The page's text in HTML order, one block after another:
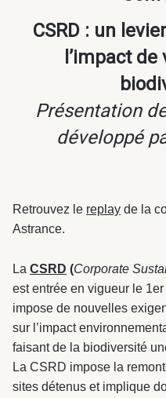
& AMO projet
Programmation
& AMO projet
Stratégies
Astrance –
Stratégies Durables
& Transition
& culturels
Logement
Médico-social &
Résidences services
CSRD : un
l’impact
Présentation
développé
Retrouvez le replay de la
Astrance.
La CSRD (Corporate
est entrée en vigueur le
impose de nouvelles
sur l’impact
faisant de la biodiversité
La CSRD impose la
sites détenus et implique